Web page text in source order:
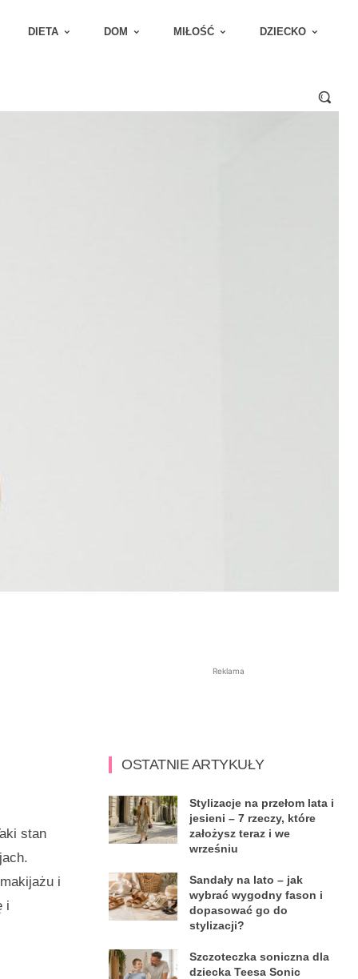
DIETA DOM MIŁOŚĆ DZIECKO
stan
i
i
Reklama
OSTATNIE ARTYKUŁY
Stylizacje na przełom lata i
jesieni – 7 rzeczy, które
założysz teraz i we
wrześniu
Sandały na lato – jak
wybrać wygodny fason i
dopasować go do
stylizacji?
Szczoteczka soniczna dla
dziecka Teesa Sonic